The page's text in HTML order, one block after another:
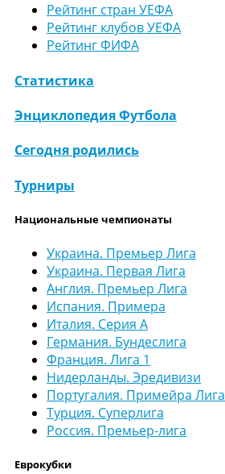
Рейтинг стран УЕФА
Рейтинг клубов УЕФА
Рейтинг ФИФА
Статистика
Энциклопедия Футбола
Сегодня родились
Турниры
Национальные чемпионаты
Украина. Премьер Лига
Украина. Первая Лига
Англия. Премьер Лига
Испания. Примера
Италия. Серия А
Германия. Бундеслига
Франция. Лига 1
Нидерланды. Эредивизи
Португалия. Примейра Лига
Турция. Суперлига
Россия. Премьер-лига
Еврокубки